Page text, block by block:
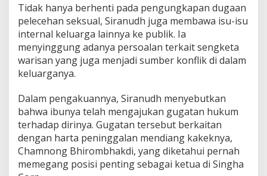
Tidak hanya berhenti pada pengungkapan dugaan
pelecehan seksual, Siranudh juga membawa isu-isu
internal keluarga lainnya ke publik. Ia
menyinggung adanya persoalan terkait sengketa
warisan yang juga menjadi sumber konflik di dalam
keluarganya.
Dalam pengakuannya, Siranudh menyebutkan
bahwa ibunya telah mengajukan gugatan hukum
terhadap dirinya. Gugatan tersebut berkaitan
dengan harta peninggalan mendiang kakeknya,
Chamnong Bhirombhakdi, yang diketahui pernah
memegang posisi penting sebagai ketua di Singha